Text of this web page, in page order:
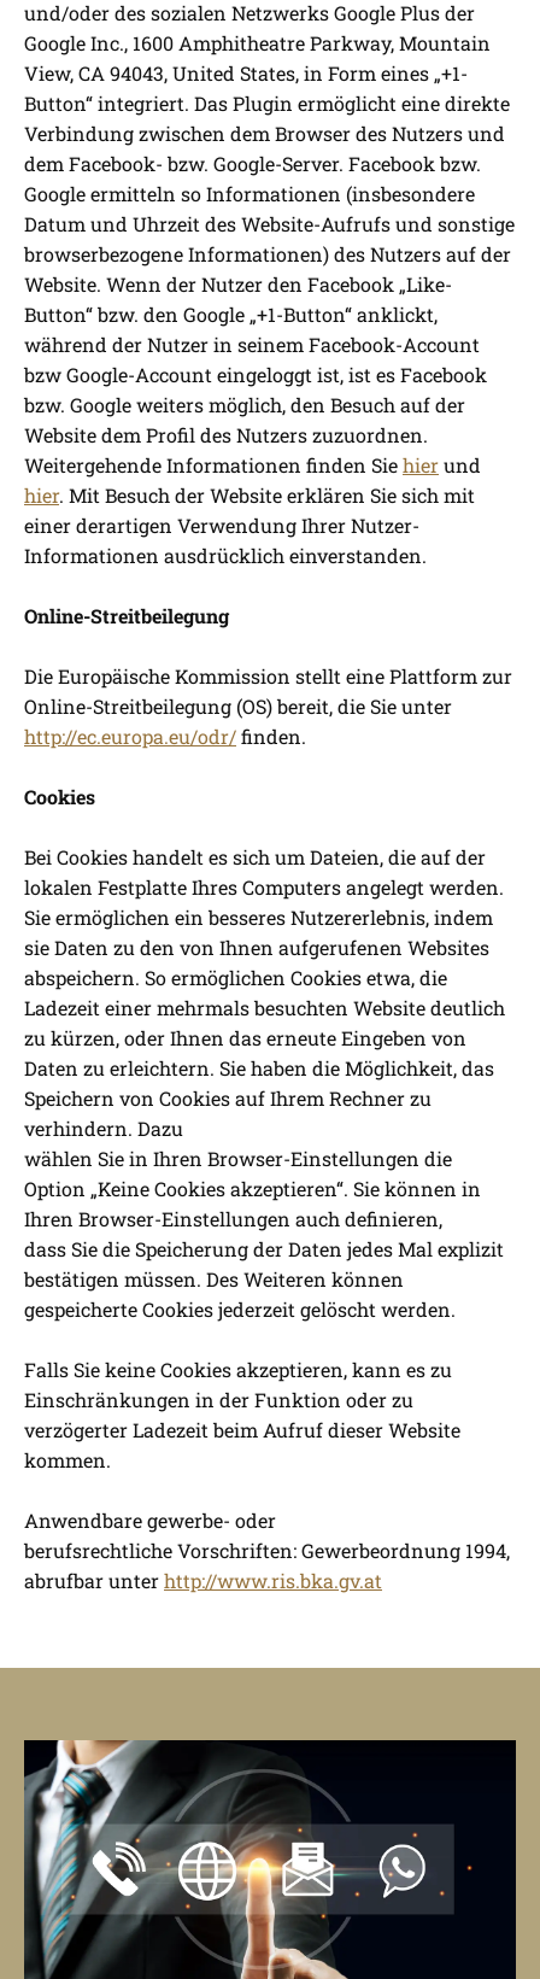
und/oder des sozialen Netzwerks Google Plus der
Google Inc., 1600 Amphitheatre Parkway, Mountain
View, CA 94043, United States, in Form eines „+1-
Button“ integriert. Das Plugin ermöglicht eine direkte
Verbindung zwischen dem Browser des Nutzers und
dem Facebook- bzw. Google-Server. Facebook bzw.
Google ermitteln so Informationen (insbesondere
Datum und Uhrzeit des Website-Aufrufs und sonstige
browserbezogene Informationen) des Nutzers auf der
Website. Wenn der Nutzer den Facebook „Like-
Button“ bzw. den Google „+1-Button“ anklickt,
während der Nutzer in seinem Facebook-Account
bzw Google-Account eingeloggt ist, ist es Facebook
bzw. Google weiters möglich, den Besuch auf der
Website dem Profil des Nutzers zuzuordnen.
Weitergehende Informationen finden Siehierund
hier. Mit Besuch der Website erklären Sie sich mit
einer derartigen Verwendung Ihrer Nutzer-
Informationen ausdrücklich einverstanden.
Online-Streitbeilegung
Die Europäische Kommission stellt eine Plattform zur
Online-Streitbeilegung (OS) bereit, die Sie unter
http://ec.europa.eu/odr/finden.
Cookies
Bei Cookies handelt es sich um Dateien, die auf der
lokalen Festplatte Ihres Computers angelegt werden.
Sie ermöglichen ein besseres Nutzererlebnis, indem
sie Daten zu den von Ihnen aufgerufenen Websites
abspeichern. So ermöglichen Cookies etwa, die
Ladezeit einer mehrmals besuchten Website deutlich
zu kürzen, oder Ihnen das erneute Eingeben von
Daten zu erleichtern. Sie haben die Möglichkeit, das
Speichern von Cookies auf Ihrem Rechner zu
verhindern. Dazu
wählen Sie in Ihren Browser-Einstellungen die
Option „Keine Cookies akzeptieren“. Sie können in
Ihren Browser-Einstellungen auch definieren,
dass Sie die Speicherung der Daten jedes Mal explizit
bestätigen müssen. Des Weiteren können
gespeicherte Cookies jederzeit gelöscht werden.
Falls Sie keine Cookies akzeptieren, kann es zu
Einschränkungen in der Funktion oder zu
verzögerter Ladezeit beim Aufruf dieser Website
kommen.
Anwendbare gewerbe- oder
berufsrechtliche Vorschriften: Gewerbeordnung 1994,
abrufbar unterhttp://www.ris.bka.gv.at